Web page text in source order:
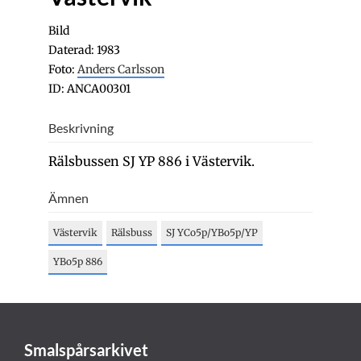
Bild
Daterad: 1983
Foto: Anders Carlsson
ID: ANCA00301
Beskrivning
Rälsbussen SJ YP 886 i Västervik.
Ämnen
Västervik Rälsbuss SJ YCo5p/YBo5p/YP
YBo5p 886
Smalspårsarkivet